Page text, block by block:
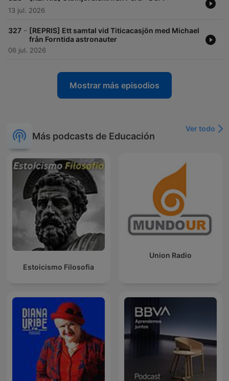
13 jul. 2026
327 - [REPRIS] Ett samtal vid Titicacasjön med Michael
från Forntida astronauter
06 jul. 2026
Mostrar más episodios
Más podcasts de Educación
Ver todo
Estoicismo Filosofia
Union Radio